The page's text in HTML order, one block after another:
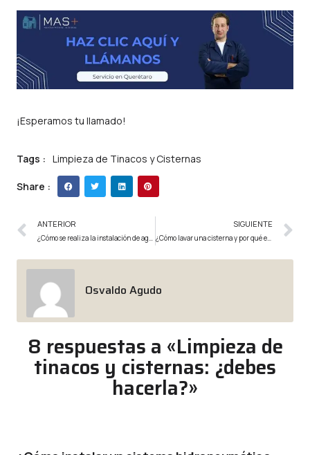
¡Esperamos tu llamado!
Tags : Limpieza de Tinacos y Cisternas
Share :
ANTERIOR
¿Cómo se realiza la instalación de agua en una casa?
SIGUIENTE
¿Cómo lavar una cisterna y por qué es importante hacerlo?
Osvaldo Agudo
8 respuestas a «Limpieza de
tinacos y cisternas: ¿debes
hacerla?»